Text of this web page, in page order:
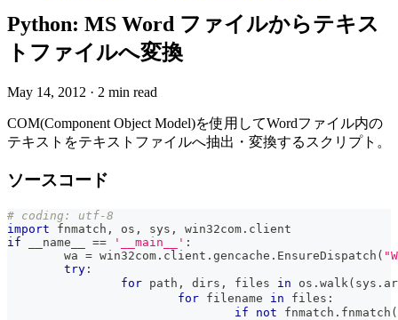
Python: MS Word ファイルからテキス
トファイルへ変換
May 14, 2012 · 2 min read
COM(Component Object Model)を使用してWordファイル内の
テキストをテキストファイルへ抽出・変換するスクリプト。
ソースコード
# coding: utf-8
import fnmatch , os , sys , win32com . client
if __name__ == '__main__' :
	wa
= win32com . client . gencache . EnsureDispatch (
try :
for path , dirs , files in os . walk ( sys .
for filename in files :
if
not fnmatch . fnmatch (